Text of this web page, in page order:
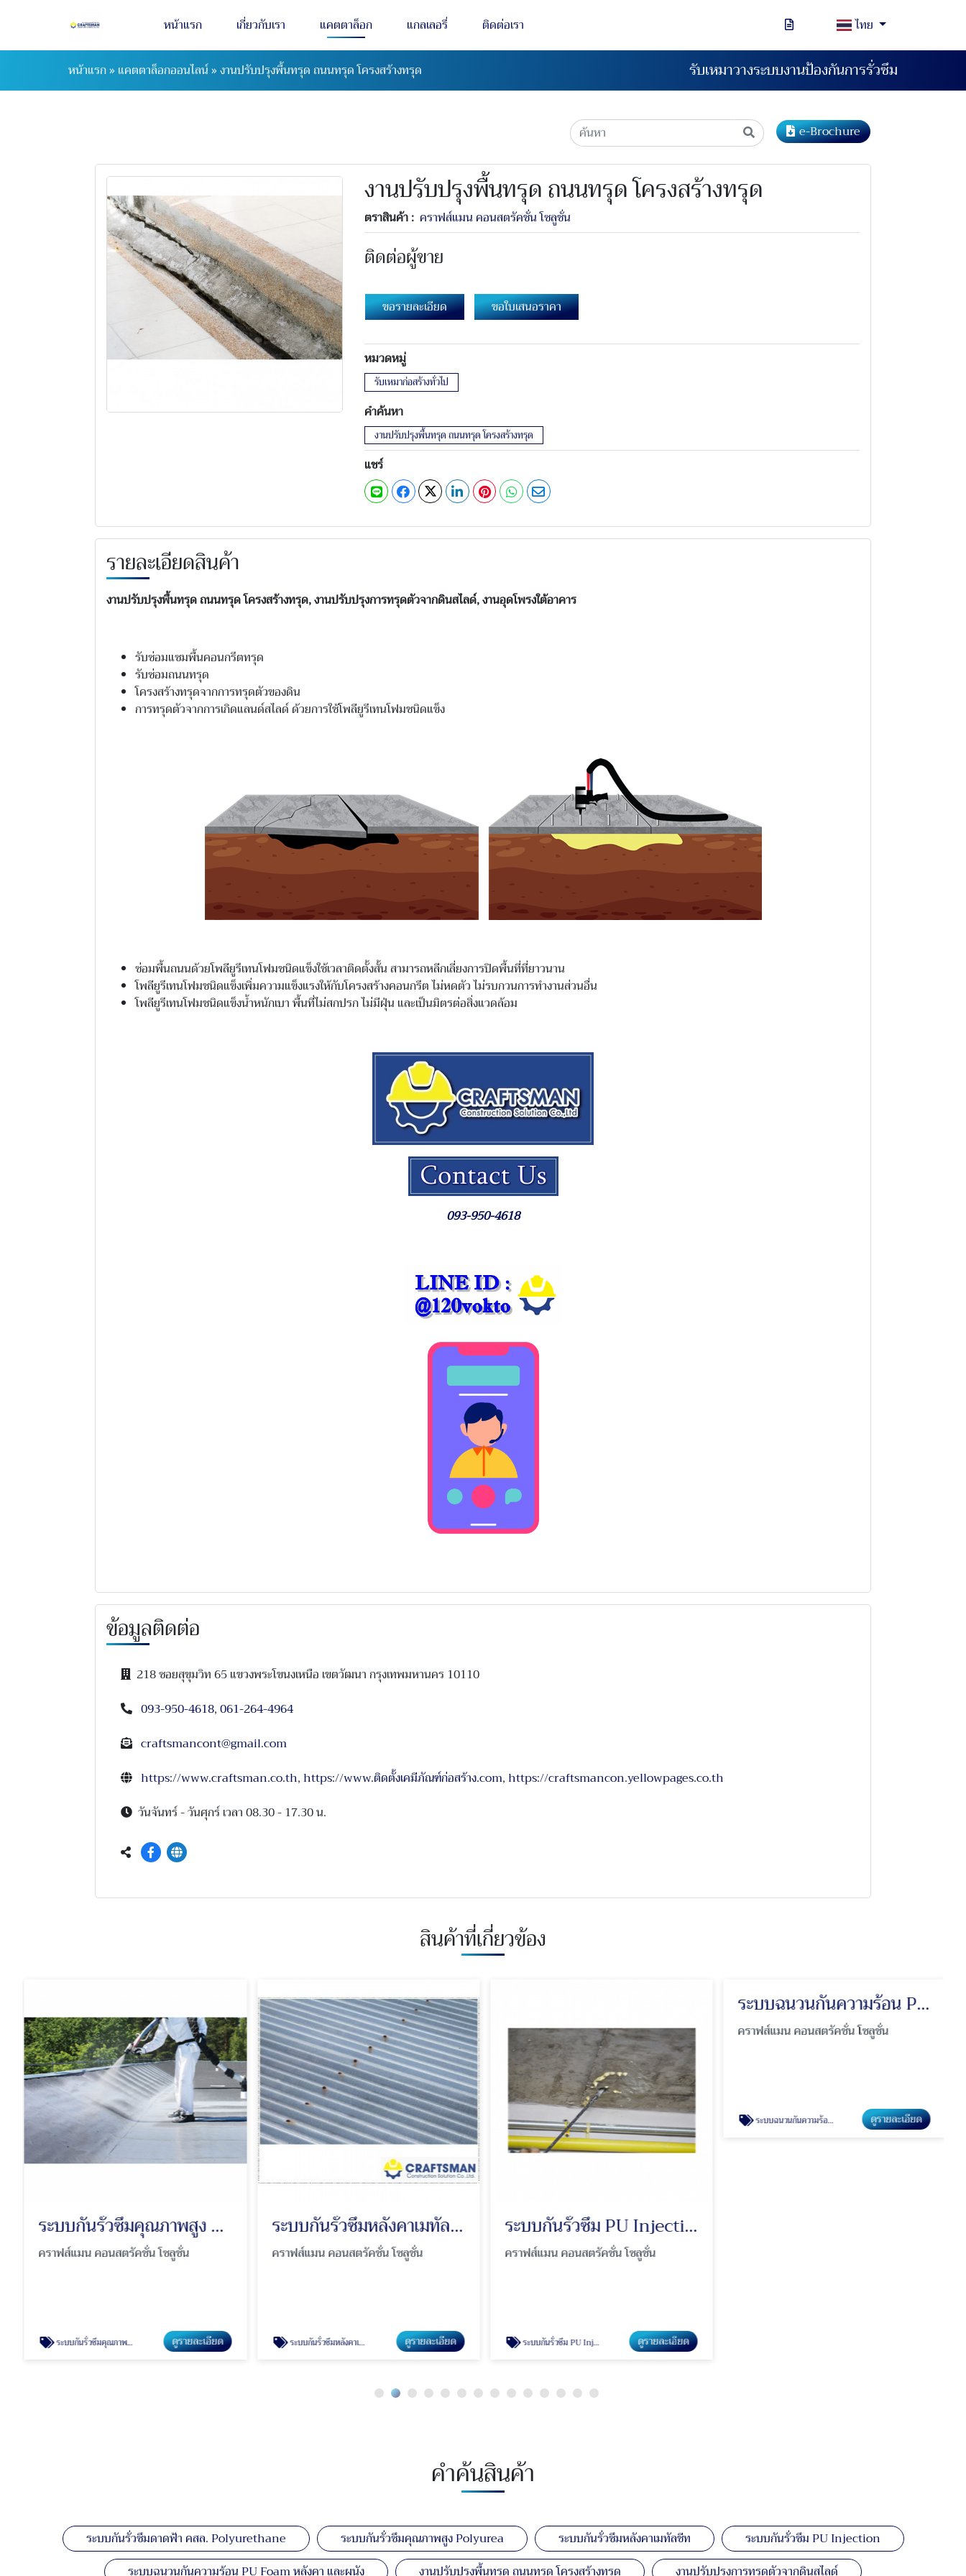
หน้าแรก เกี่ยวกับเรา แคตตาล็อก แกลเลอรี่ ติดต่อเรา ไทย
หน้าแรก»แคตตาล็อกออนไลน์»งานปรับปรุงพื้นทรุด ถนนทรุด โครงสร้างทรุด รับเหมาวางระบบงานป้องกันการรั่วซึม
e-Brochure
งานปรับปรุงพื้นทรุด ถนนทรุด โครงสร้างทรุด
ตราสินค้า : คราฟส์แมน คอนสตรัคชั่น โซลูชั่น
ติดต่อผู้ขาย
ขอรายละเอียด ขอใบเสนอราคา
หมวดหมู่
รับเหมาก่อสร้างทั่วไป
คำค้นหา
งานปรับปรุงพื้นทรุด ถนนทรุด โครงสร้างทรุด
แชร์
รายละเอียดสินค้า
งานปรับปรุงพื้นทรุด ถนนทรุด โครงสร้างทรุด, งานปรับปรุงการทรุดตัวจากดินสไลด์, งานอุดโพรงใต้อาคาร
รับซ่อมแซมพื้นคอนกรีตทรุด
รับซ่อมถนนทรุด
โครงสร้างทรุดจากการทรุดตัวของดิน
การทรุดตัวจากการเกิดแลนด์สไลด์ ด้วยการใช้โพลียูรีเทนโฟมชนิดแข็ง
ซ่อมพื้นถนนด้วยโพลียูรีเทนโฟมชนิดแข็งใช้เวลาติดตั้งสั้น สามารถหลีกเลี่ยงการปิดพื้นที่ที่ยาวนาน
โพลียูรีเทนโฟมชนิดแข็งเพิ่มความแข็งแรงให้กับโครงสร้างคอนกรีต ไม่หดตัว ไม่รบกวนการทำงานส่วนอื่น
โพลียูรีเทนโฟมชนิดแข็งน้ำหนักเบา พื้นที่ไม่สกปรก ไม่มีฝุ่น และเป็นมิตรต่อสิ่งแวดล้อม
093-950-4618
ข้อมูลติดต่อ
218 ซอยสุขุมวิท 65 แขวงพระโขนงเหนือ เขตวัฒนา กรุงเทพมหานคร 10110
093-950-4618,061-264-4964
craftsmancont@gmail.com
https://www.craftsman.co.th,https://www.ติดตั้งเคมีภัณฑ์ก่อสร้าง.com,https://craftsmancon.yellowpages.co.th
วันจันทร์ - วันศุกร์ เวลา 08.30 - 17.30 น.
สินค้าที่เกี่ยวข้อง
ระบบกันรั่วซึมคุณภาพสูง Polyurea
คราฟส์แมน คอนสตรัคชั่น โซลูชั่น
ระบบกันรั่วซึมคุณภาพสูง Polyurea ดูรายละเอียด
ระบบกันรั่วซึมหลังคาเมทัลชีท
คราฟส์แมน คอนสตรัคชั่น โซลูชั่น
ระบบกันรั่วซึมหลังคาเมทัลชีท ดูรายละเอียด
ระบบกันรั่วซึม PU Injection
คราฟส์แมน คอนสตรัคชั่น โซลูชั่น
ระบบกันรั่วซึม PU Injection ดูรายละเอียด
คำค้นสินค้า
ระบบกันรั่วซึมดาดฟ้า คสล. Polyurethane ระบบกันรั่วซึมคุณภาพสูง Polyurea ระบบกันรั่วซึมหลังคาเมทัลชีท
ระบบกันรั่วซึม PU Injection
ระบบฉนวนกันความร้อน PU Foam หลังคา และผนัง
งานปรับปรุงพื้นทรุด ถนนทรุด โครงสร้างทรุด งานปรับปรุงการทรุดตัวจากดินสไลด์